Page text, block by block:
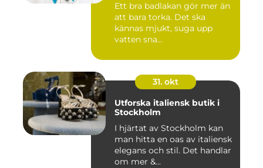
Ett bra badlakan gör mer än
att bara torka. Det ska
kännas mjukt, suga upp
vatten sna...
31. okt
Utforska italiensk butik i
Stockholm
I hjärtat av Stockholm kan
man hitta en oas av italiensk
elegans och stil. Det handlar
om mer &...